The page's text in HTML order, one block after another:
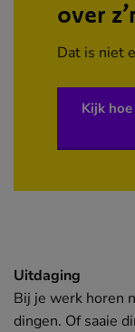
over
Dat is niet
Kijk
Uitdaging
Bij je werk horen
dingen. Of saaie